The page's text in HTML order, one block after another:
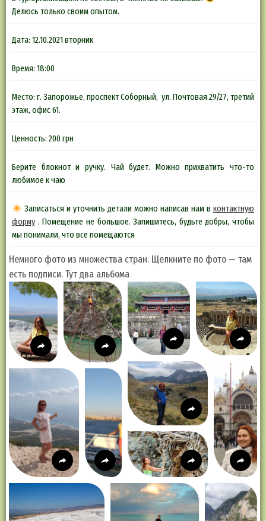
Делюсь только своим опытом.
Дата: 12.10.2021 вторник
Время: 18:00
Место: г. Запорожье, проспект Соборный, ул. Почтовая 29/27, третий
этаж, офис 61.
Ценность: 200 грн
Берите блокнот и ручку. Чай будет. Можно прихватить что-то
любимое к чаю
Записаться и уточнить детали можно написав нам в контактную
форму . Помещение не большое. Запишитесь, будьте добры, чтобы
мы понимали, что все помещаются
Немного фото из множества стран. Щелкните по фото — там
есть подписи. Тут два альбома